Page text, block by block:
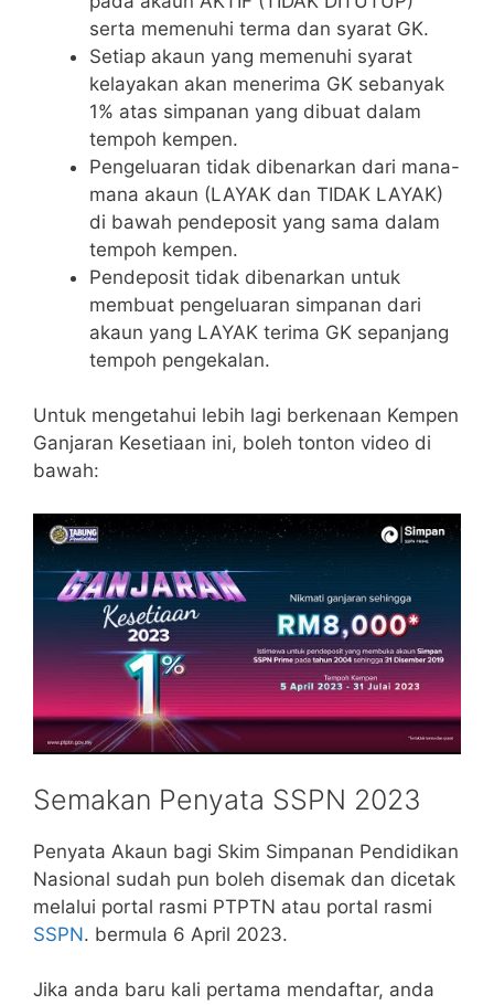
serta memenuhi terma dan syarat GK.
Setiap akaun yang memenuhi syarat
kelayakan akan menerima GK sebanyak
1% atas simpanan yang dibuat dalam
tempoh kempen.
Pengeluaran tidak dibenarkan dari mana-
mana akaun (LAYAK dan TIDAK LAYAK)
di bawah pendeposit yang sama dalam
tempoh kempen.
Pendeposit tidak dibenarkan untuk
membuat pengeluaran simpanan dari
akaun yang LAYAK terima GK sepanjang
tempoh pengekalan.
Untuk mengetahui lebih lagi berkenaan Kempen
Ganjaran Kesetiaan ini, boleh tonton video di
bawah:
Semakan Penyata SSPN 2023
Penyata Akaun bagi Skim Simpanan Pendidikan
Nasional sudah pun boleh disemak dan dicetak
melalui portal rasmi PTPTN atau portal rasmi
SSPN. bermula 6 April 2023.
Jika anda baru kali pertama mendaftar, anda